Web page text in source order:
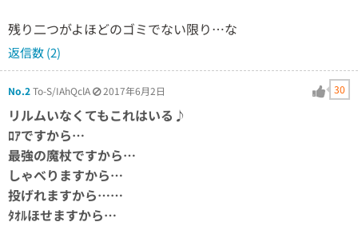
残り二つがよほどのゴミでない限り…な
返信数 (2)
No.2To-S/IAhQclA 2017年6月2日 30
リルムいなくてもこれはいる♪
ﾛｱですから…
最強の魔杖ですから…
しゃべりますから…
投げれますから……
ﾀｵﾙほせますから…